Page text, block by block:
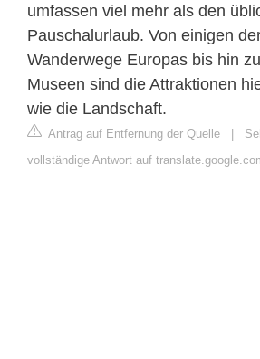
umfassen viel mehr als den
Pauschalurlaub. Von einigen
Wanderwege Europas bis hin
Museen sind die Attraktionen
wie die Landschaft.
Antrag auf Entfernung der Quelle |
vollständige Antwort auf